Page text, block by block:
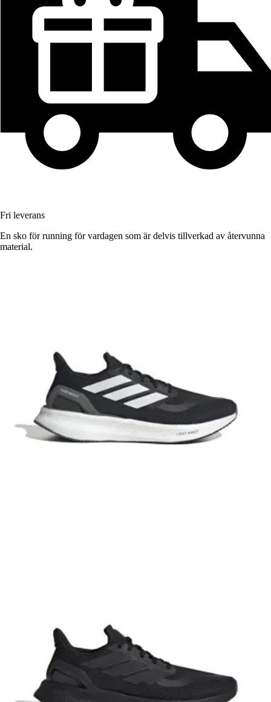
Fri leverans
En sko för running för vardagen som är delvis tillverkad av återvunna
material.